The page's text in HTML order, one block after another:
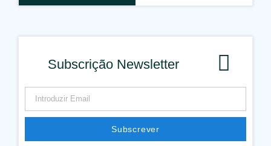
Subscrição Newsletter
Subscrever